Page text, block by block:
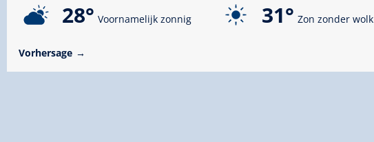
28° Voornamelijk zonnig 31° Zon zonder wolk
Vorhersage